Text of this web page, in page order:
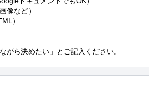
像など）
）
ら決めたい」とご記入ください。